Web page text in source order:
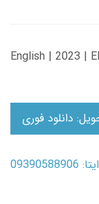
English | 2023 |
دانلود فوری